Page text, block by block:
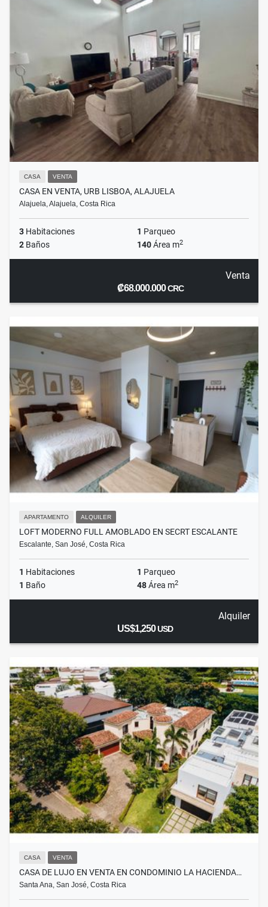
CASA VENTA
CASA EN VENTA, URB LISBOA, ALAJUELA
Alajuela, Alajuela, Costa Rica
3 Habitaciones 1 Parqueo
2 Baños 140Área m2
Venta
₡68.000.000CRC
APARTAMENTO ALQUILER
LOFT MODERNO FULL AMOBLADO EN SECRT ESCALANTE
Escalante, San José, Costa Rica
1 Habitaciones 1 Parqueo
1 Baño 48Área m2
Alquiler
US$1,250USD
CASA VENTA
CASA DE LUJO EN VENTA EN CONDOMINIO LA HACIENDA…
Santa Ana, San José, Costa Rica